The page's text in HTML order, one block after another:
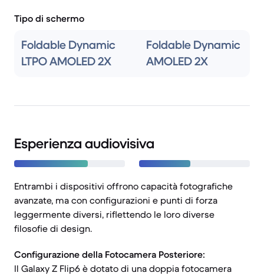
Tipo di schermo
Foldable Dynamic
LTPO AMOLED 2X
Foldable Dynamic
AMOLED 2X
Esperienza audiovisiva
Entrambi i dispositivi offrono capacità fotografiche
avanzate, ma con configurazioni e punti di forza
leggermente diversi, riflettendo le loro diverse
filosofie di design.
Configurazione della Fotocamera Posteriore:
Il Galaxy Z Flip6 è dotato di una doppia fotocamera